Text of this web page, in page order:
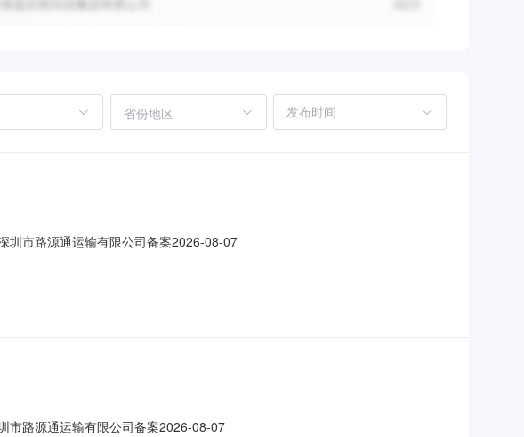
省份地区
圳市路源通运输有限公司备案2026-08-07
市路源通运输有限公司备案2026-08-07